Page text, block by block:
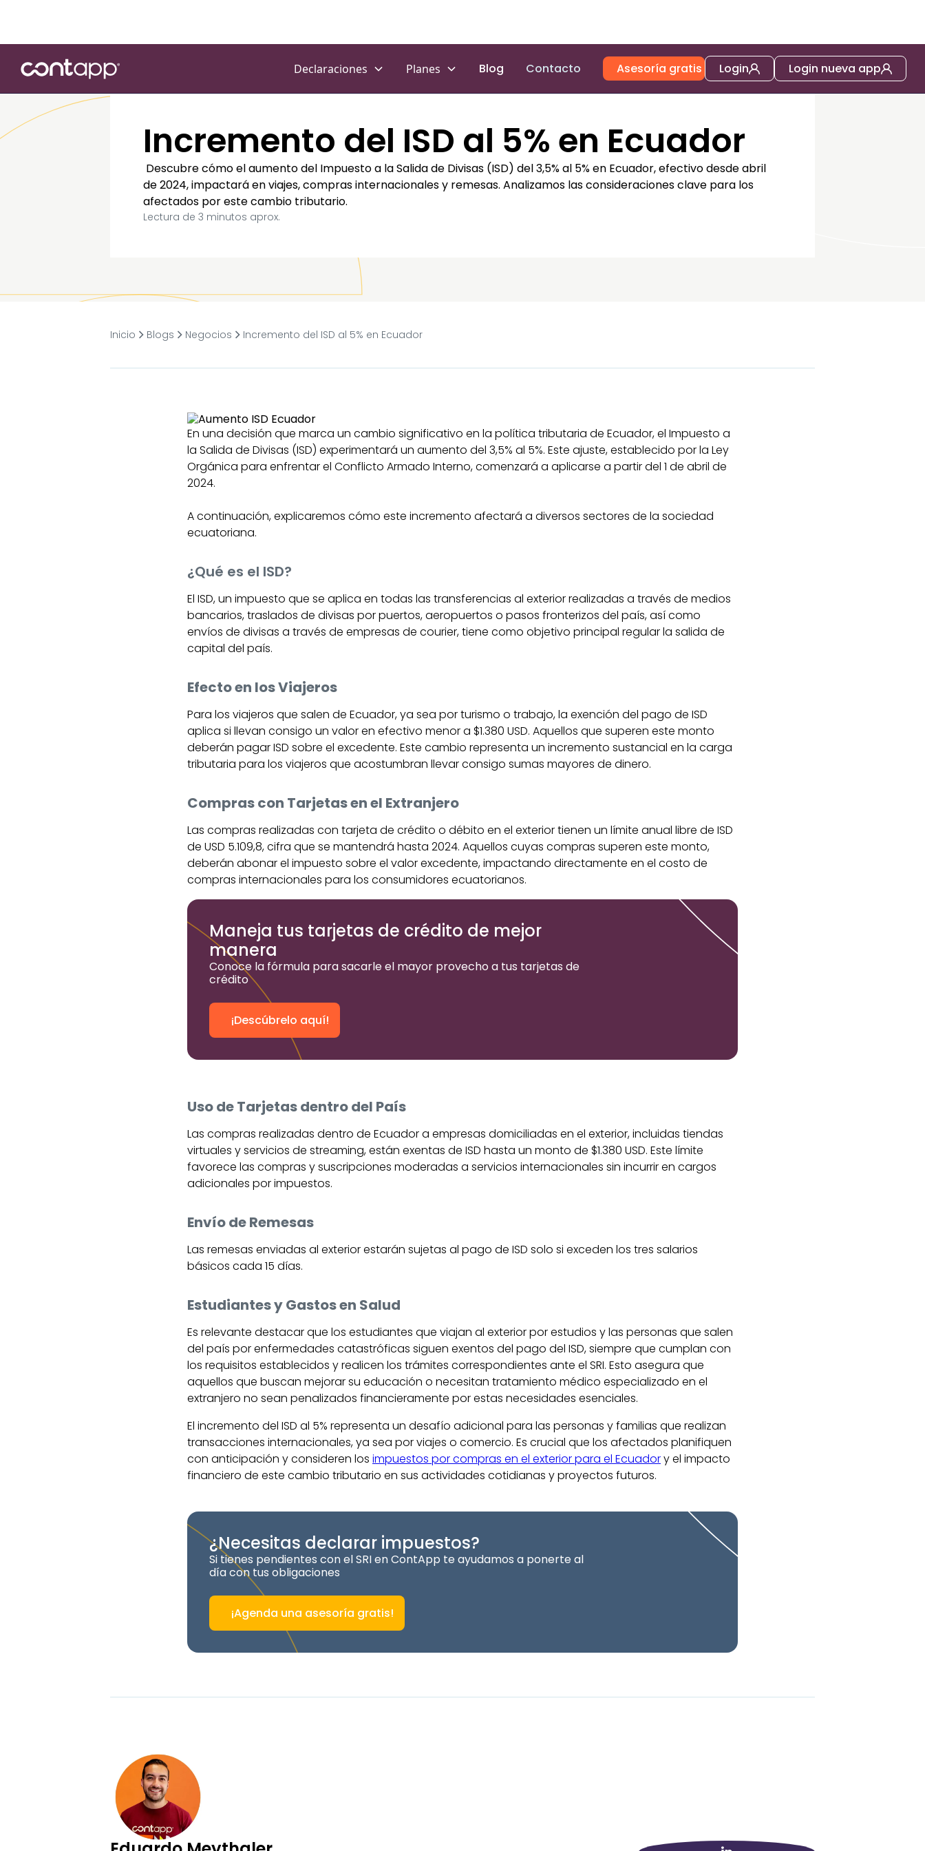
Declaraciones Planes Blog Contacto Asesoría gratis Login Login nueva app
Incremento del ISD al 5% en Ecuador
Descubre cómo el aumento del Impuesto a la Salida de Divisas (ISD) del 3,5% al 5% en Ecuador, efectivo desde abril
de 2024, impactará en viajes, compras internacionales y remesas. Analizamos las consideraciones clave para los
afectados por este cambio tributario.
Lectura de 3 minutos aprox.
Inicio Blogs Negocios Incremento del ISD al 5% en Ecuador
En una decisión que marca un cambio significativo en la política tributaria de Ecuador, el Impuesto a
la Salida de Divisas (ISD) experimentará un aumento del 3,5% al 5%. Este ajuste, establecido por la Ley
Orgánica para enfrentar el Conflicto Armado Interno, comenzará a aplicarse a partir del 1 de abril de
2024.
A continuación, explicaremos cómo este incremento afectará a diversos sectores de la sociedad
ecuatoriana.
¿Qué es el ISD?
El ISD, un impuesto que se aplica en todas las transferencias al exterior realizadas a través de medios
bancarios, traslados de divisas por puertos, aeropuertos o pasos fronterizos del país, así como
envíos de divisas a través de empresas de courier, tiene como objetivo principal regular la salida de
capital del país.
Efecto en los Viajeros
Para los viajeros que salen de Ecuador, ya sea por turismo o trabajo, la exención del pago de ISD
aplica si llevan consigo un valor en efectivo menor a $1.380 USD. Aquellos que superen este monto
deberán pagar ISD sobre el excedente. Este cambio representa un incremento sustancial en la carga
tributaria para los viajeros que acostumbran llevar consigo sumas mayores de dinero.
Compras con Tarjetas en el Extranjero
Las compras realizadas con tarjeta de crédito o débito en el exterior tienen un límite anual libre de ISD
de USD 5.109,8, cifra que se mantendrá hasta 2024. Aquellos cuyas compras superen este monto,
deberán abonar el impuesto sobre el valor excedente, impactando directamente en el costo de
compras internacionales para los consumidores ecuatorianos.
Maneja tus tarjetas de crédito de mejor
manera
Conoce la fórmula para sacarle el mayor provecho a tus tarjetas de
crédito
¡Descúbrelo aquí!
Uso de Tarjetas dentro del País
Las compras realizadas dentro de Ecuador a empresas domiciliadas en el exterior, incluidas tiendas
virtuales y servicios de streaming, están exentas de ISD hasta un monto de $1.380 USD. Este límite
favorece las compras y suscripciones moderadas a servicios internacionales sin incurrir en cargos
adicionales por impuestos.
Envío de Remesas
Las remesas enviadas al exterior estarán sujetas al pago de ISD solo si exceden los tres salarios
básicos cada 15 días.
Estudiantes y Gastos en Salud
Es relevante destacar que los estudiantes que viajan al exterior por estudios y las personas que salen
del país por enfermedades catastróficas siguen exentos del pago del ISD, siempre que cumplan con
los requisitos establecidos y realicen los trámites correspondientes ante el SRI. Esto asegura que
aquellos que buscan mejorar su educación o necesitan tratamiento médico especializado en el
extranjero no sean penalizados financieramente por estas necesidades esenciales.
El incremento del ISD al 5% representa un desafío adicional para las personas y familias que realizan
transacciones internacionales, ya sea por viajes o comercio. Es crucial que los afectados planifiquen
con anticipación y consideren los impuestos por compras en el exterior para el Ecuadory el impacto
financiero de este cambio tributario en sus actividades cotidianas y proyectos futuros.
¿Necesitas declarar impuestos?
Si tienes pendientes con el SRI en ContApp te ayudamos a ponerte al
día con tus obligaciones
¡Agenda una asesoría gratis!